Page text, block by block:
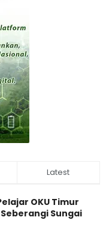
Latest
OKU Timur
Sungai